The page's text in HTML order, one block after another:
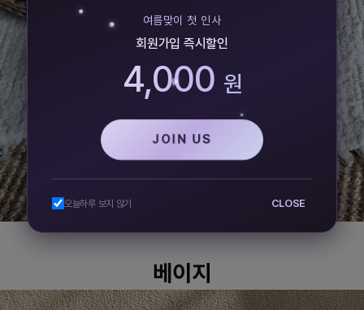
베이지
여름맞이 첫 인사
회원가입 즉시할인
4,000 원
JOIN US
오늘하루 보지 않기 CLOSE